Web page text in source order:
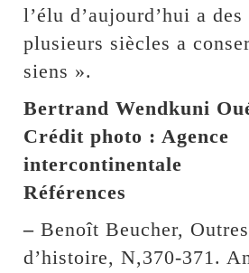
l’élu d’aujourd’hui a
plusieurs siècles a
siens ».
Bertrand Wendkuni
Crédit photo : Agence
intercontinentale
Références
– Benoît Beucher,
d’histoire, N,370-371.